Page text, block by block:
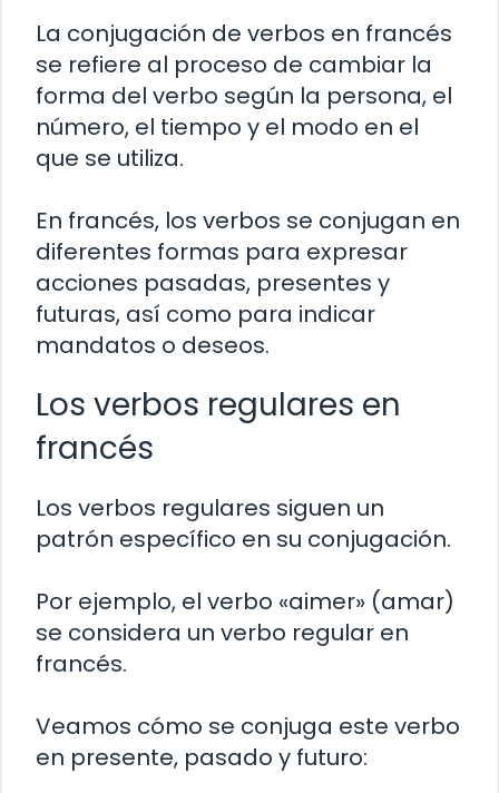
La conjugación de verbos en francés
se refiere al proceso de cambiar la
forma del verbo según la persona, el
número, el tiempo y el modo en el
que se utiliza.
En francés, los verbos se conjugan en
diferentes formas para expresar
acciones pasadas, presentes y
futuras, así como para indicar
mandatos o deseos.
Los verbos regulares en
francés
Los verbos regulares siguen un
patrón específico en su conjugación.
Por ejemplo, el verbo «aimer» (amar)
se considera un verbo regular en
francés.
Veamos cómo se conjuga este verbo
en presente, pasado y futuro: